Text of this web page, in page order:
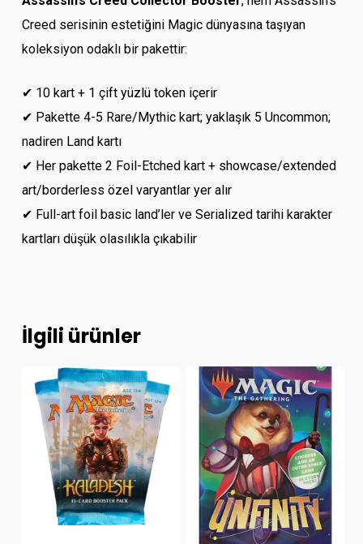
Creed serisinin estetiğini Magic dünyasına taşıyan
koleksiyon odaklı bir pakettir:
✔ 10 kart + 1 çift yüzlü token içerir
✔ Pakette 4-5 Rare/Mythic kart; yaklaşık 5 Uncommon;
nadiren Land kartı
✔ Her pakette 2 Foil-Etched kart + showcase/extended
art/borderless özel varyantlar yer alır
✔ Full-art foil basic land’ler ve Serialized tarihi karakter
kartları düşük olasılıkla çıkabilir
İlgili ürünler